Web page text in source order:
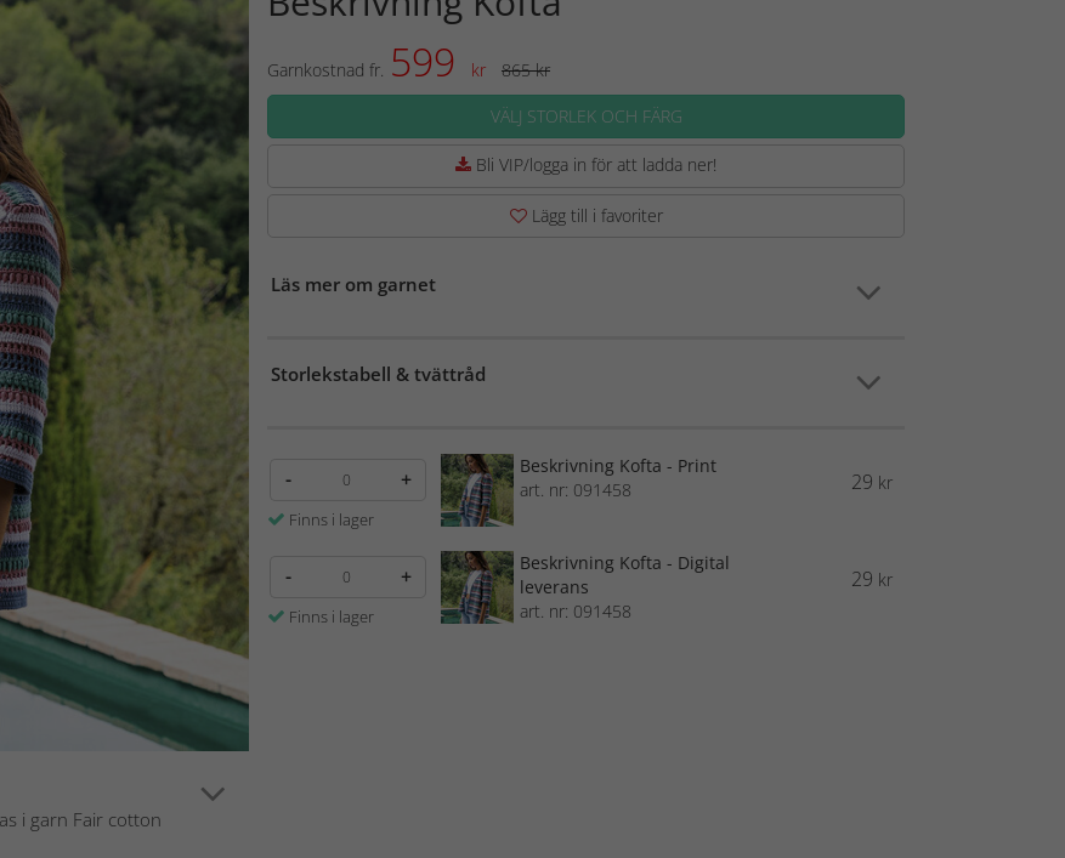
i garn Fair cotton
Garnkostnad fr. 599 kr
865 kr
VÄLJ STORLEK OCH FÄRG
Bli VIP/logga in för att ladda ner!
Lägg till i favoriter
Läs mer om garnet
Storlekstabell & tvättråd
- +
Finns i lager
Beskrivning Kofta - Print
art. nr: 091458
29 kr
- +
Finns i lager
Beskrivning Kofta - Digital
leverans
art. nr: 091458
29 kr